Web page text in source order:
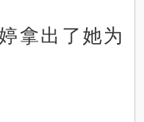
拿出了她为